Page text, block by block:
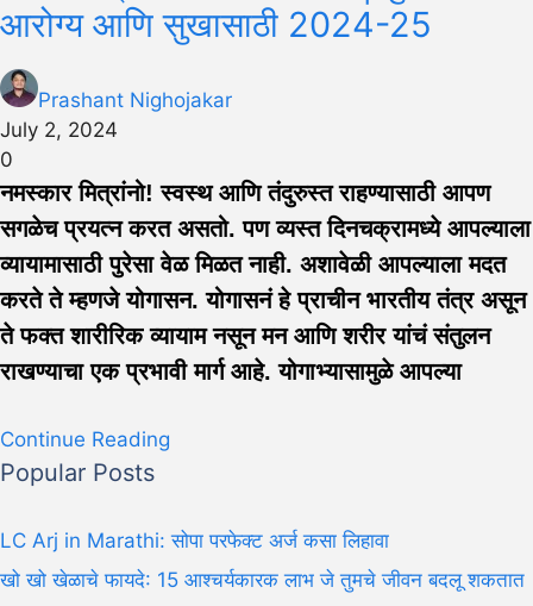
आरोग्य आणि सुखासाठी 2024-25
Prashant Nighojakar
July 2, 2024
0
नमस्कार मित्रांनो! स्वस्थ आणि तंदुरुस्त राहण्यासाठी आपण
सगळेच प्रयत्न करत असतो. पण व्यस्त दिनचक्रामध्ये आपल्याला
व्यायामासाठी पुरेसा वेळ मिळत नाही. अशावेळी आपल्याला मदत
करते ते म्हणजे योगासन. योगासनं हे प्राचीन भारतीय तंत्र असून
ते फक्त शारीरिक व्यायाम नसून मन आणि शरीर यांचं संतुलन
राखण्याचा एक प्रभावी मार्ग आहे. योगाभ्यासामुळे आपल्या
Continue Reading
Popular Posts
LC Arj in Marathi: सोपा परफेक्ट अर्ज कसा लिहावा
खो खो खेळाचे फायदे: 15 आश्चर्यकारक लाभ जे तुमचे जीवन बदलू शकतात